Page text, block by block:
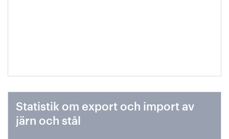
Statistik om export och import av
järn och stål